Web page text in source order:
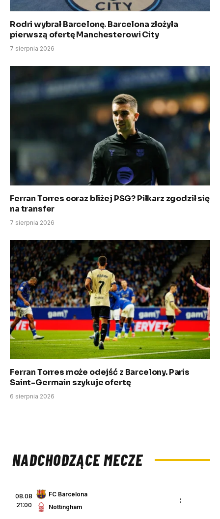
Rodri wybrał Barcelonę. Barcelona złożyła
pierwszą ofertę Manchesterowi City
7 sierpnia 2026
Ferran Torres coraz bliżej PSG? Piłkarz zgodził się
na transfer
7 sierpnia 2026
Ferran Torres może odejść z Barcelony. Paris
Saint-Germain szykuje ofertę
6 sierpnia 2026
NADCHODZĄCE MECZE
08.08
21:00
FC Barcelona
Nottingham
: